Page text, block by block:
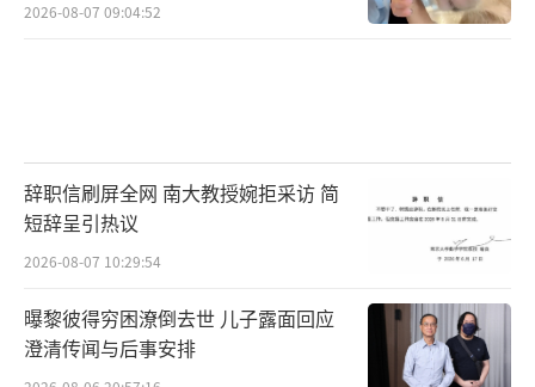
2026-08-07 09:04:52
辞职信刷屏全网 南大教授婉拒采访 简
短辞呈引热议
2026-08-07 10:29:54
曝黎彼得穷困潦倒去世 儿子露面回应
澄清传闻与后事安排